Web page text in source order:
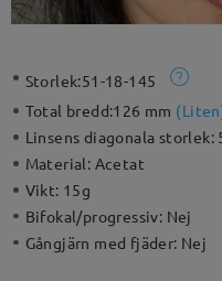
Storlek:51-18-145
Total bredd:126 mm (Liten
Linsens diagonala storlek:
Material: Acetat
Vikt: 15g
Bifokal/progressiv: Nej
Gångjärn med fjäder: Nej